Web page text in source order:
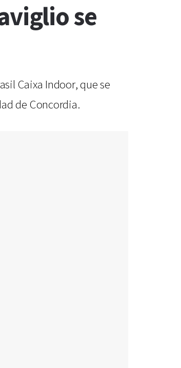
se
Caixa Indoor, que se
de Concordia.